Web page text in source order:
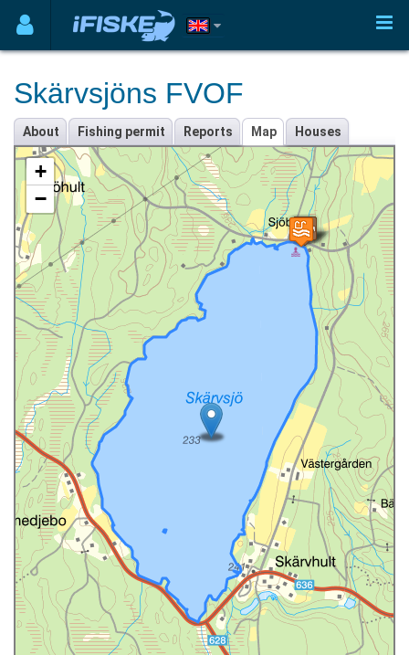
Skärvsjöns FVOF
About Fishing permit Reports Map Houses
+
−